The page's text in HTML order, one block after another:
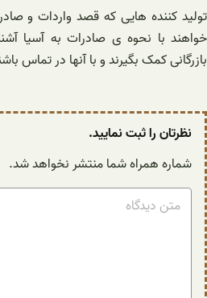
تولید کننده هایی که قصد واردات و
خواهند با نحوه ی صادرات به آسیا
بازرگانی کمک بگیرند و با آنها در تماس
نظرتان را ثبت نمایید.
شماره همراه شما منتشر نخواهد شد.